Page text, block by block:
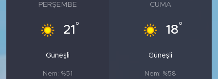
PERŞEMBE
21 °
Güneşli
Nem: %51
CUMA
18°
Güneşli
Nem: %58